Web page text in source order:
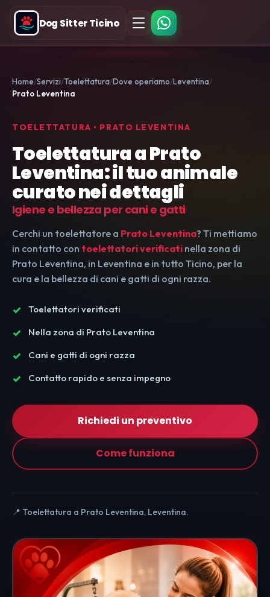
Dog Sitter Ticino
Home Servizi Toelettatura Dove operiamo Leventina
Prato Leventina
TOELETTATURA • PRATO LEVENTINA
Toelettatura a Prato
Leventina: il tuo animale
curato nei dettagli
Igiene e bellezza per cani e gatti
Cerchi un toelettatore a Prato Leventina? Ti mettiamo
in contatto con toelettatori verificati nella zona di
Prato Leventina, in Leventina e in tutto Ticino, per la
cura e la bellezza di cani e gatti di ogni razza.
Toelettatori verificati
Nella zona di Prato Leventina
Cani e gatti di ogni razza
Contatto rapido e senza impegno
Richiedi un preventivo
Come funziona
📍 Toelettatura a Prato Leventina, Leventina.